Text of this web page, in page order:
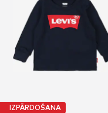
IZPĀRDOŠANA